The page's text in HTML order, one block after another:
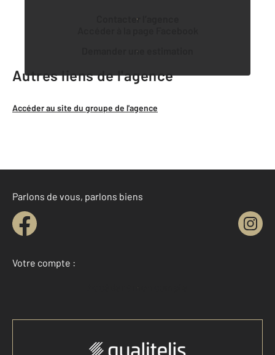
Contacter l’agence
Demander une estimation
Autres liens de l'agence
Accéder au site du groupe de l'agence
Parlons de vous, parlons biens
Votre compte :
Accéder à mon compte